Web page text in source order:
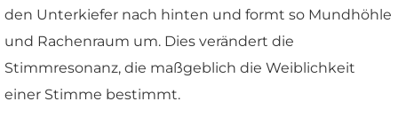
den Unterkiefer nach hinten und formt so Mundhöhle
und Rachenraum um. Dies verändert die
Stimmresonanz, die maßgeblich die Weiblichkeit
einer Stimme bestimmt.